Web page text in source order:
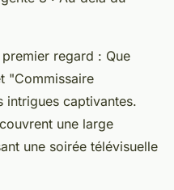
regard : Que
"Commissaire
intrigues captivantes.
une large
une soirée télévisuelle